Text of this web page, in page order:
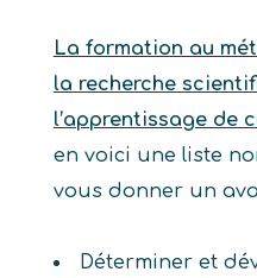
La formation au
la recherche
l’apprentissage de
en voici une liste
vous donner un
Déterminer et